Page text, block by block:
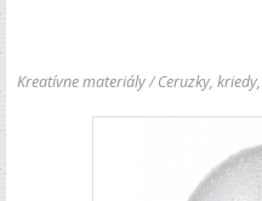
Kreatívne materiály/Ceruzky,